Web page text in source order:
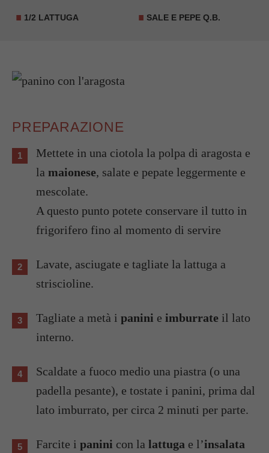
1/2 LATTUGA SALE E PEPE Q.B.
PREPARAZIONE
Mettete in una ciotola la polpa di aragosta e
la maionese, salate e pepate leggermente e
mescolate.
A questo punto potete conservare il tutto in
frigorifero fino al momento di servire
Lavate, asciugate e tagliate la lattuga a
striscioline.
Tagliate a metà i panini e imburrate il lato
interno.
Scaldate a fuoco medio una piastra (o una
padella pesante), e tostate i panini, prima dal
lato imburrato, per circa 2 minuti per parte.
Farcite i panini con la lattuga e l’insalata